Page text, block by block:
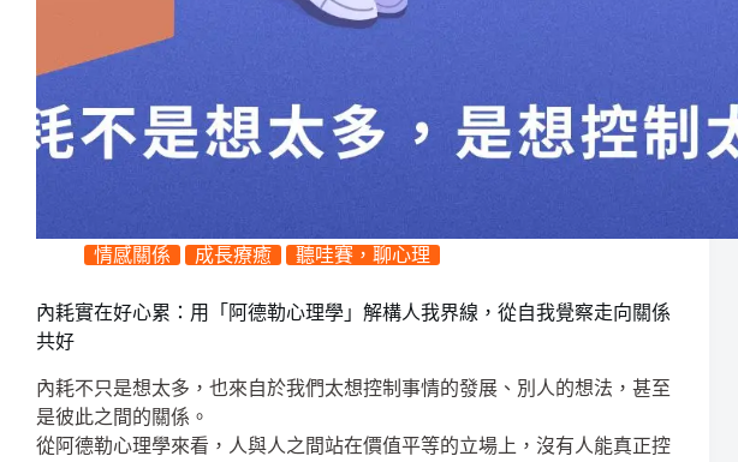
情感關係 成長療癒 聽哇賽，聊心理
內耗實在好心累：用「阿德勒心理學」解構人我界線，從自我覺察走向關係
共好
內耗不只是想太多，也來自於我們太想控制事情的發展、別人的想法，甚至
是彼此之間的關係。
從阿德勒心理學來看，人與人之間站在價值平等的立場上，沒有人能真正控